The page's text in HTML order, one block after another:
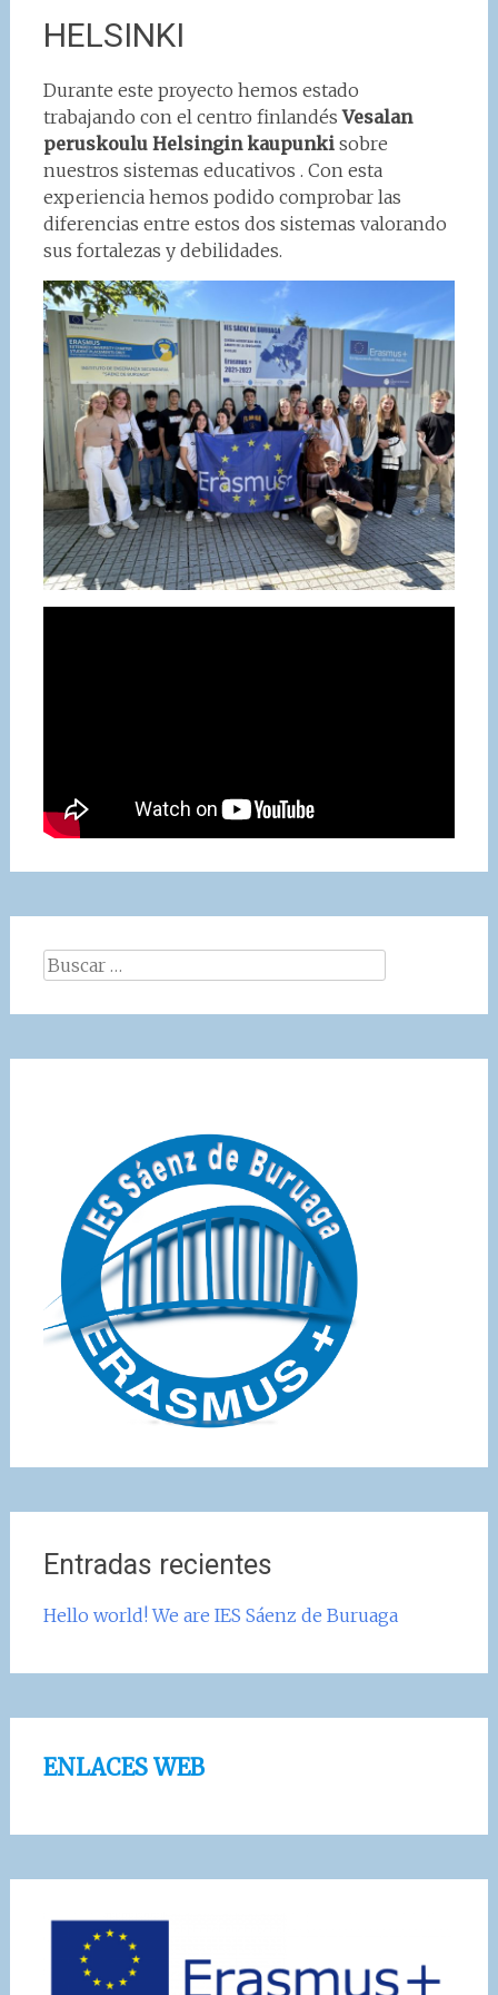
HELSINKI
Durante este proyecto hemos estado
trabajando con el centro finlandésVesalan
peruskoulu Helsingin kaupunkisobre
nuestros sistemas educativos . Con esta
experiencia hemos podido comprobar las
diferencias entre estos dos sistemas valorando
sus fortalezas y debilidades.
Buscar:
Entradas recientes
Hello world! We are IES Sáenz de Buruaga
ENLACES WEB